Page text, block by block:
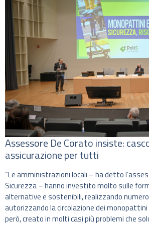
Assessore De Corato insiste:
assicurazione per tutti
“Le amministrazioni locali – ha detto
Sicurezza – hanno investito molto sulle
alternative e sostenibili, realizzando
autorizzando la circolazione dei
però, creato in molti casi più problemi che